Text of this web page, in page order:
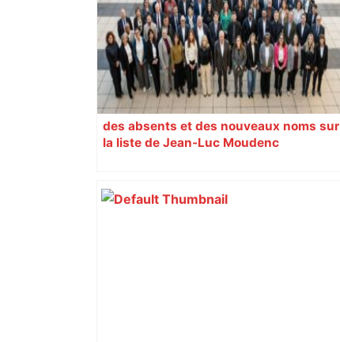
des absents et des nouveaux noms sur
la liste de Jean-Luc Moudenc